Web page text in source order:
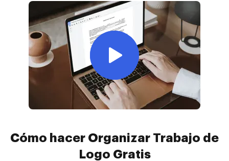
Cómo hacer Organizar Trabajo de
Logo Gratis